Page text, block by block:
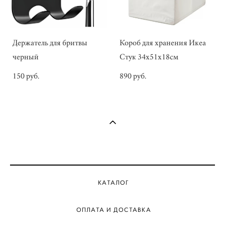
Держатель для бритвы
черный
150 pуб.
Короб для хранения Икеа
Стук 34х51х18см
890 pуб.
КАТАЛОГ
ОПЛАТА И ДОСТАВКА